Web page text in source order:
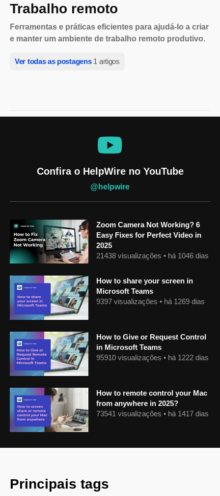
Trabalho remoto
Ferramentas e práticas eficientes para ajudá-lo a criar
e manter um ambiente de trabalho remoto produtivo.
Ver todas as postagens 1 artigos
Confira o HelpWire no YouTube
@helpwire
Zoom Camera Not Working? 6
Easy Fixes for Perfect Video in
2025
21438 visualizações • há 1046 dias
How to share your screen in
Microsoft Teams
9397 visualizações • há 1269 dias
How to Give or Request Control
in Microsoft Teams
95910 visualizações • há 1222 dias
How to remote control your Mac
from anywhere in 2025?
73541 visualizações • há 1417 dias
Principais tags